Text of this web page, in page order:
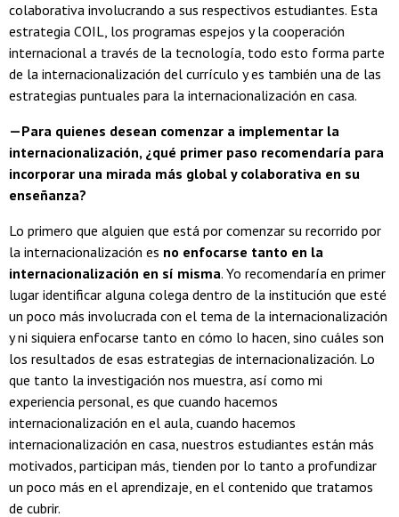
colaborativa involucrando a sus respectivos estudiantes. Esta
estrategia COIL, los programas espejos y la cooperación
internacional a través de la tecnología, todo esto forma parte
de la internacionalización del currículo y es también una de las
estrategias puntuales para la internacionalización en casa.
—Para quienes desean comenzar a implementar la
internacionalización, ¿qué primer paso recomendaría para
incorporar una mirada más global y colaborativa en su
enseñanza?
Lo primero que alguien que está por comenzar su recorrido por
la internacionalización es no enfocarse tanto en la
internacionalización en sí misma. Yo recomendaría en primer
lugar identificar alguna colega dentro de la institución que esté
un poco más involucrada con el tema de la internacionalización
y ni siquiera enfocarse tanto en cómo lo hacen, sino cuáles son
los resultados de esas estrategias de internacionalización. Lo
que tanto la investigación nos muestra, así como mi
experiencia personal, es que cuando hacemos
internacionalización en el aula, cuando hacemos
internacionalización en casa, nuestros estudiantes están más
motivados, participan más, tienden por lo tanto a profundizar
un poco más en el aprendizaje, en el contenido que tratamos
de cubrir.